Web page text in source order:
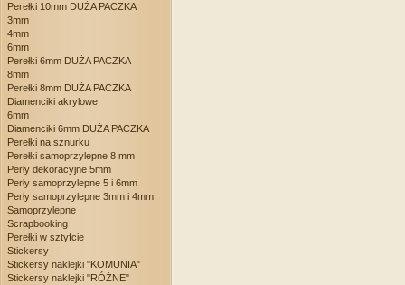
Perełki 10mm DUŻA PACZKA
3mm
4mm
6mm
Perełki 6mm DUŻA PACZKA
8mm
Perełki 8mm DUŻA PACZKA
Diamenciki akrylowe
6mm
Diamenciki 6mm DUŻA PACZKA
Perełki na sznurku
Perełki samoprzylepne 8 mm
Perły dekoracyjne 5mm
Perły samoprzylepne 5 i 6mm
Perły samoprzylepne 3mm i 4mm
Samoprzylepne
Scrapbooking
Perełki w sztyfcie
Stickersy
Stickersy naklejki "KOMUNIA"
Stickersy naklejki "RÓŻNE"